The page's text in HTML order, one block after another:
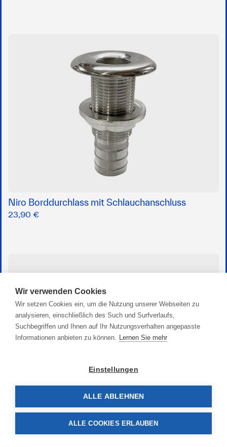
Niro Borddurchlass mit Schlauchanschluss
23,90 €
Niro Borddurchlass mit Einlaufsieb
52,90 €
Wir verwenden Cookies
Wir setzen Cookies ein, um die Nutzung unserer Webseiten zu
analysieren, einschließlich des Such und Surfverlaufs,
Suchbegriffen und Ihnen auf Ihr Nutzungsverhalten angepasste
Informationen anbieten zu können. Lernen Sie mehr
Einstellungen
ALLE ABLEHNEN
ALLE COOKIES ERLAUBEN